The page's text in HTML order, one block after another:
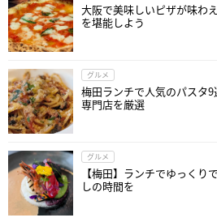
大阪で美味しいピザが味わ
を堪能しよう
グルメ
梅田ランチで人気のパスタ
専門店を厳選
グルメ
【梅田】ランチでゆっくり
しの時間を